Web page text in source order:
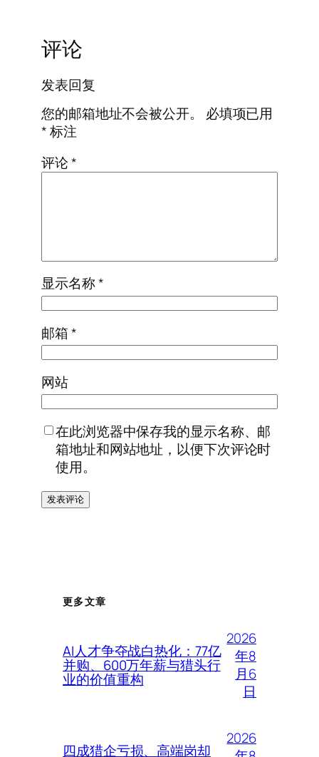
评论
发表回复
您的邮箱地址不会被公开。
必填项已用
*标注
评论*
显示名称*
邮箱*
网站
在此浏览器中保存我的显示名称、邮
箱地址和网站地址，以便下次评论时
使用。
更多文章
AI人才争夺战白热化：77亿
并购、600万年薪与猎头行
业的价值重构
2026
年8
月6
日
四成猎企亏损、高端岗却
2026